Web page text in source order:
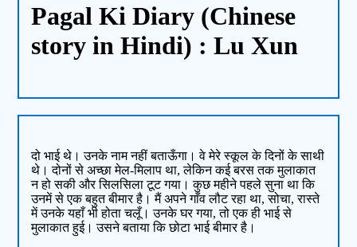
Pagal Ki Diary (Chinese
story in Hindi) : Lu Xun
दो भाई थे। उनके नाम नहीं बताऊँगा। वे मेरे स्कूल के दिनों के साथी
थे। दोनों से अच्छा मेल-मिलाप था, लेकिन कई बरस तक मुलाकात
न हो सकी और सिलसिला टूट गया। कुछ महीने पहले सुना था कि
उनमें से एक बहुत बीमार है। मैं अपने गाँव लौट रहा था, सोचा, रास्ते
में उनके यहाँ भी होता चलूँ। उनके घर गया, तो एक ही भाई से
मुलाकात हुई। उसने बताया कि छोटा भाई बीमार है।